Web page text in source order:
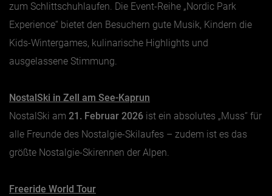
zum Schlittschuhlaufen. Die Event-Reihe „Nordic Park
Experience“ bietet den Besuchern gute Musik, Kindern die
Kids-Wintergames, kulinarische Highlights und
ausgelassene Stimmung.
NostalSki in Zell am See-Kaprun
NostalSki am 21. Februar 2026 ist ein absolutes „Muss“ für
alle Freunde des Nostalgie-Skilaufes – zudem ist es das
größte Nostalgie-Skirennen der Alpen.
Freeride World Tour